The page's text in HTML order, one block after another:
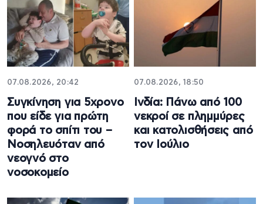
07.08.2026, 20:42
Συγκίνηση για 5χρονο
που είδε για πρώτη
φορά το σπίτι του –
Νοσηλευόταν από
νεογνό στο
νοσοκομείο
07.08.2026, 18:50
Ινδία: Πάνω από 100
νεκροί σε πλημμύρες
και κατολισθήσεις από
τον Ιούλιο